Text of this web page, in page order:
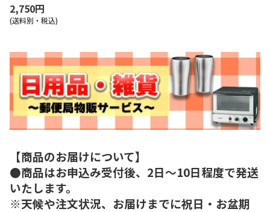
2,750円
(送料別・税込)
【商品のお届けについて】
●商品はお申込み受付後、2日～10日程度で発送
いたします。
※天候や注文状況、お届けまでに祝日・お盆期